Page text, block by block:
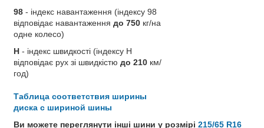
98 - індекс навантаження (індексу 98
відповідає навантаження до 750 кг/на
одне колесо)
H - індекс швидкості (індексу H
відповідає рух зі швидкістю до 210 км/
год)
Таблица соответствия ширины
диска с шириной шины
Ви можете переглянути інші шини у розмірі 215/65 R16